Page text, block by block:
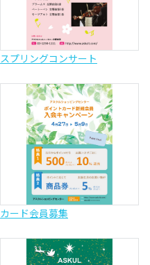
スプリングコンサート
カード会員募集